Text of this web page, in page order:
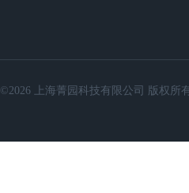
©2026 上海菁园科技有限公司 版权所